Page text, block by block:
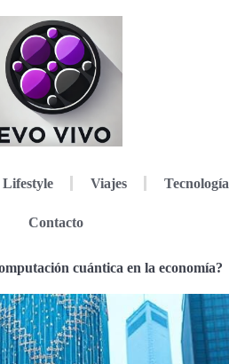
Lifestyle Viajes Tecnología
Contacto
cuántica en la economía?